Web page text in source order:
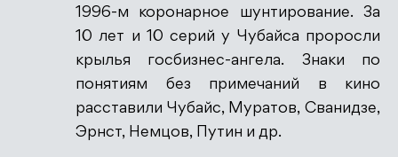
1996-м коронарное шунтирование. За
10 лет и 10 серий у Чубайса проросли
крылья госбизнес-ангела. Знаки по
понятиям без примечаний в кино
расставили Чубайс, Муратов, Сванидзе,
Эрнст, Немцов, Путин и др.